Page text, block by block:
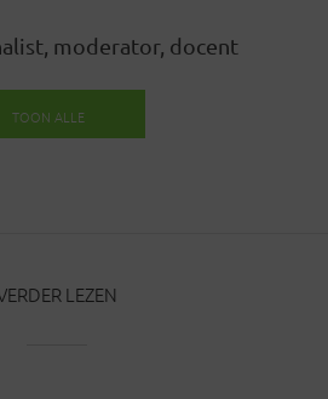
moderator, docent
TOON ALLE
LEZEN